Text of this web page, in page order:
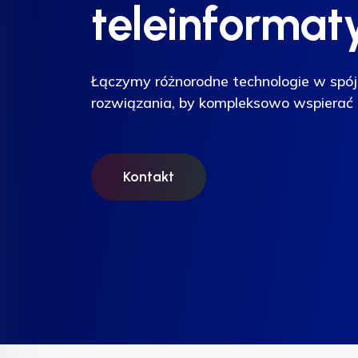
Łączymy różnorodne technologie w
rozwiązania, by kompleksowo
Kontakt
Łączymy różnorodne technologie w
rozwiązania, by kompleksowo
Kontakt
Łączymy różnorodne technologie w
rozwiązania, by kompleksowo
Kontakt